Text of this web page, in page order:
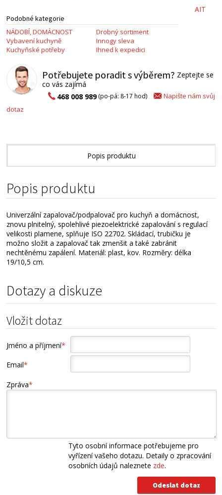
Podobné kategorie
NÁDOBÍ, DOMÁCNOST
Vybavení kuchyně
Kuchyňské potřeby
Drobný sortiment
Innogy sleva
Ihned k expedici
AIT
Potřebujete poradit s výběrem? Zeptejte se
co vás zajímá
468 008 989(po-pá: 8-17 hod)
Napište nám svůj
dotaz
Popis produktu
Popis produktu
Univerzální zapalovač/podpalovač pro kuchyň a domácnost,
znovu plnitelný, spolehlivé piezoelektrické zapalování s regulací
velikosti plamene, splňuje ISO 22702. Skládací, trubičku je
možno složit a zapalovač tak zmenšit a také zabránit
nechtěnému zapálení. Materiál: plast, kov. Rozměry: délka
19/10,5 cm.
Dotazy a diskuze
Vložit dotaz
Jméno a příjmení*
Email*
Zpráva*
Tyto osobní informace potřebujeme pro
vyřízení vašeho dotazu. Detaily o zpracování
osobních údajů naleznete zde.